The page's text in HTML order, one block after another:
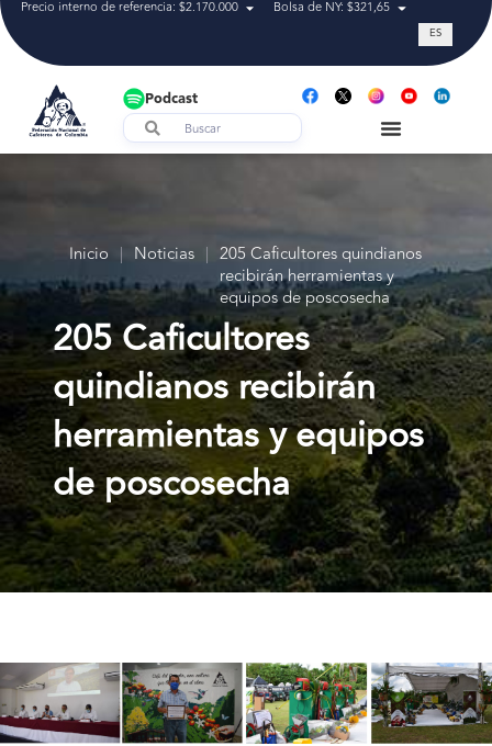
Precio interno de referencia: $2.170.000 Bolsa de NY: $321,65 Tasa de
ES
Podcast
Inicio | Noticias | 205 Caficultores quindianos
recibirán herramientas y
equipos de poscosecha
205 Caficultores
quindianos recibirán
herramientas y equipos
de poscosecha